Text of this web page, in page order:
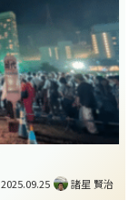
2025.09.25 諸星 賢治